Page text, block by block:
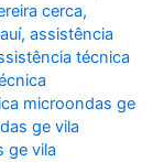
cerca,
,assistência
técnica
microondas ge
ge vila
ge vila